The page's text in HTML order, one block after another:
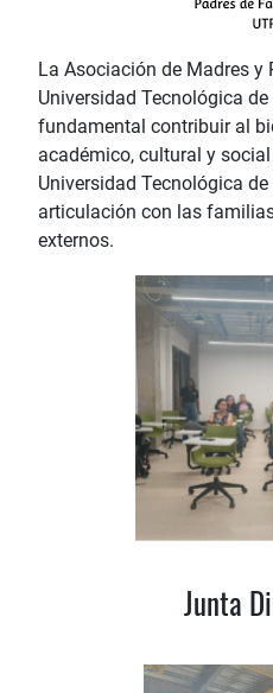
La Asociación de Madres y
Universidad Tecnológica
fundamental contribuir al
académico, cultural y
Universidad Tecnológica
articulación con las
externos.
Junta